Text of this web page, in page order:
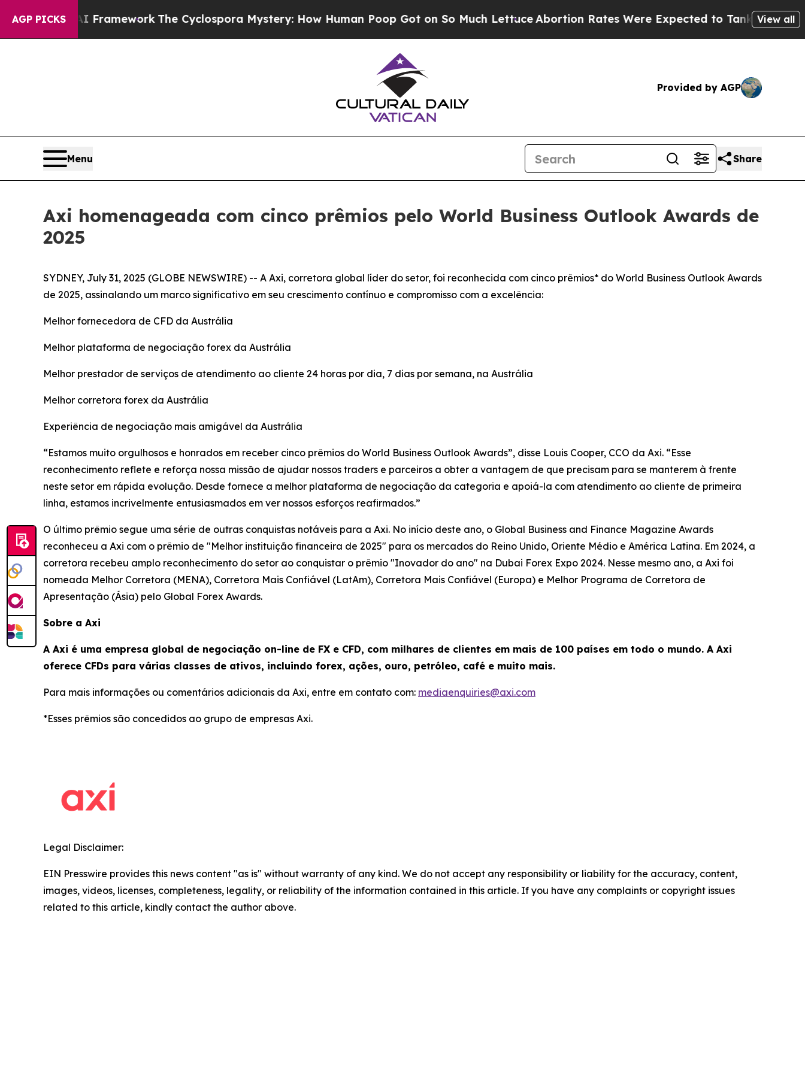
AGP PICKSAI FrameworkThe Cyclospora Mystery: How Human Poop Got on So Much LettuceAbortion Rates Were Expected to Tank After Roe v.
View all
Provided by AGP
Menu Share
Axi homenageada com cinco prêmios pelo World Business Outlook Awards de
2025
SYDNEY, July 31, 2025 (GLOBE NEWSWIRE) -- A Axi, corretora global líder do setor, foi reconhecida com cinco prêmios* do World Business Outlook Awards
de 2025, assinalando um marco significativo em seu crescimento contínuo e compromisso com a excelência:
Melhor fornecedora de CFD da Austrália
Melhor plataforma de negociação forex da Austrália
Melhor prestador de serviços de atendimento ao cliente 24 horas por dia, 7 dias por semana, na Austrália
Melhor corretora forex da Austrália
Experiência de negociação mais amigável da Austrália
“Estamos muito orgulhosos e honrados em receber cinco prêmios do World Business Outlook Awards”, disse Louis Cooper, CCO da Axi. “Esse
reconhecimento reflete e reforça nossa missão de ajudar nossos traders e parceiros a obter a vantagem de que precisam para se manterem à frente
neste setor em rápida evolução. Desde fornece a melhor plataforma de negociação da categoria e apoiá-la com atendimento ao cliente de primeira
linha, estamos incrivelmente entusiasmados em ver nossos esforços reafirmados.”
O último prêmio segue uma série de outras conquistas notáveis para a Axi. No início deste ano, o Global Business and Finance Magazine Awards
reconheceu a Axi com o prêmio de "Melhor instituição financeira de 2025" para os mercados do Reino Unido, Oriente Médio e América Latina. Em 2024, a
corretora recebeu amplo reconhecimento do setor ao conquistar o prêmio "Inovador do ano" na Dubai Forex Expo 2024. Nesse mesmo ano, a Axi foi
nomeada Melhor Corretora (MENA), Corretora Mais Confiável (LatAm), Corretora Mais Confiável (Europa) e Melhor Programa de Corretora de
Apresentação (Ásia) pelo Global Forex Awards.
Sobre a Axi
A Axi é uma empresa global de negociação on-line de FX e CFD, com milhares de clientes em mais de 100 países em todo o mundo. A Axi
oferece CFDs para várias classes de ativos, incluindo forex, ações, ouro, petróleo, café e muito mais.
Para mais informações ou comentários adicionais da Axi, entre em contato com: mediaenquiries@axi.com
*Esses prêmios são concedidos ao grupo de empresas Axi.
Legal Disclaimer:
EIN Presswire provides this news content "as is" without warranty of any kind. We do not accept any responsibility or liability for the accuracy, content,
images, videos, licenses, completeness, legality, or reliability of the information contained in this article. If you have any complaints or copyright issues
related to this article, kindly contact the author above.